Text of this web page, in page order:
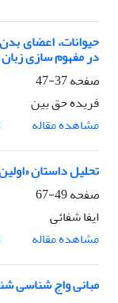
حیوانات، اعضای
در مفهوم سازی
صفحه37-47
فریده حق بین
مشاهده مقاله
تحلیل داستان
صفحه49-67
ایفا شفائی
مشاهده مقاله
مبانی واج شناسی